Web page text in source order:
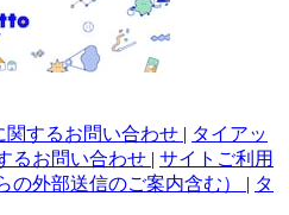
関するお問い合わせ | タイアッ
るお問い合わせ | サイトご利用
の外部送信のご案内含む） | タ